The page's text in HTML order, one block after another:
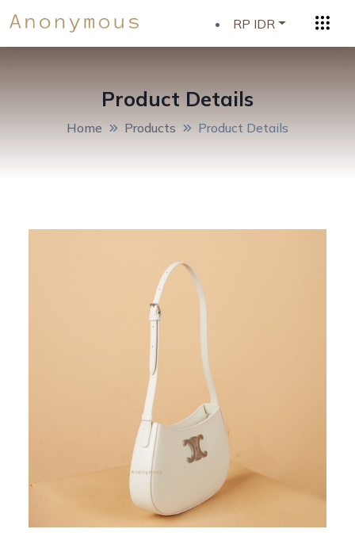
RP IDR
Product Details
Home Products Product Details